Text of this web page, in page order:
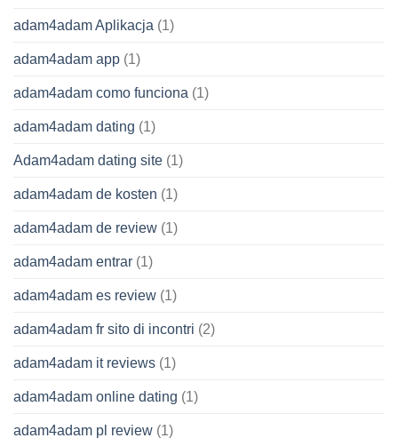
adam4adam Aplikacja (1)
adam4adam app (1)
adam4adam como funciona (1)
adam4adam dating (1)
Adam4adam dating site (1)
adam4adam de kosten (1)
adam4adam de review (1)
adam4adam entrar (1)
adam4adam es review (1)
adam4adam fr sito di incontri (2)
adam4adam it reviews (1)
adam4adam online dating (1)
adam4adam pl review (1)